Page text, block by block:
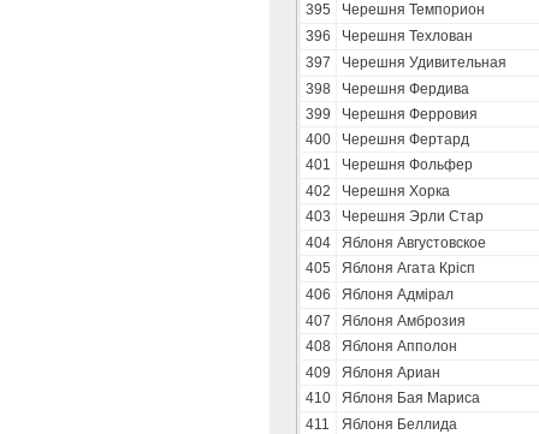
395
Черешня Темпорион
396
Черешня Техлован
397
Черешня Удивительная
398
Черешня Фердива
399
Черешня Ферровия
400
Черешня Фертард
401
Черешня Фольфер
402
Черешня Хорка
403
Черешня Эрли Стар
404
Яблоня Августовское
405
Яблоня Агата Крісп
406
Яблоня Адмірал
407
Яблоня Амброзия
408
Яблоня Апполон
409
Яблоня Ариан
410
Яблоня Бая Мариса
411
Яблоня Беллида